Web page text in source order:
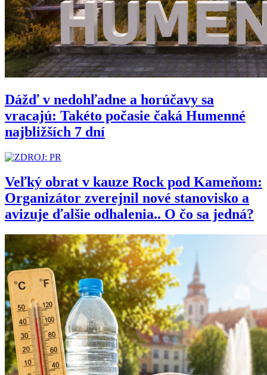
Dážď v nedohľadne a horúčavy sa
vracajú: Takéto počasie čaká Humenné
najbližších 7 dní
Veľký obrat v kauze Rock pod Kameňom:
Organizátor zverejnil nové stanovisko a
avizuje ďalšie odhalenia.. O čo sa jedná?